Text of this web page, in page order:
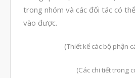
trong nhóm và các đối tác có
vào được.
(Thiết kế các bộ phận
(Các chi tiết trong